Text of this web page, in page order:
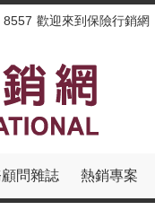
8557 歡迎來到保險行銷網
問雜誌 熱銷專案